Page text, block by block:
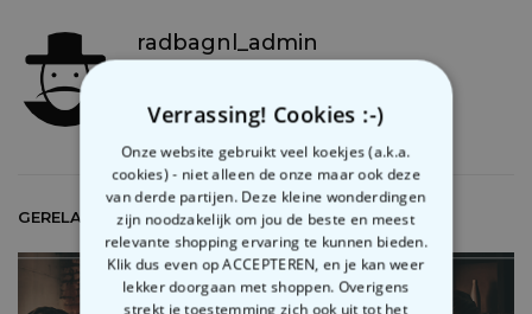
radbagnl_admin
GERELATEERDE ARTIKELS
Verrassing! Cookies :-)
Onze website gebruikt veel koekjes (a.k.a.
cookies) - niet alleen de onze maar ook deze
van derde partijen. Deze kleine wonderdingen
zijn noodzakelijk om jou de beste en meest
relevante shopping ervaring te kunnen bieden.
Klik dus even op ACCEPTEREN, en je kan weer
lekker doorgaan met shoppen. Overigens
strekt je toestemming zich ook uit tot het